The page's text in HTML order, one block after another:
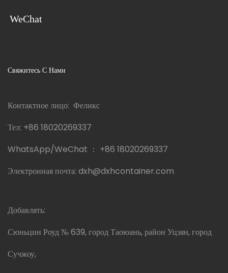
WeChat
Свяжитесь С Нами
Контактное лицо: Феликс
Тел: +86 18020269337
WhatsApp/WeChat ： +86 18020269337
Электронная почта: dxh@dxhcontainer.com
Добавлять:
Сюньцин Роуд № 639, город Таоюань, район Уцзян, город
Сучжоу,